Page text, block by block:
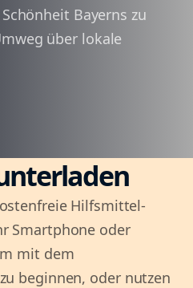
Bayerns zu
über lokale
Hilfsmittel-
Smartphone oder
mit dem
beginnen, oder nutzen